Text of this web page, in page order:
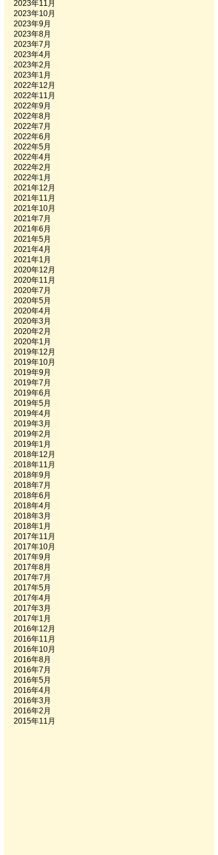
2023年11月
2023年10月
2023年9月
2023年8月
2023年7月
2023年4月
2023年2月
2023年1月
2022年12月
2022年11月
2022年9月
2022年8月
2022年7月
2022年6月
2022年5月
2022年4月
2022年2月
2022年1月
2021年12月
2021年11月
2021年10月
2021年7月
2021年6月
2021年5月
2021年4月
2021年1月
2020年12月
2020年11月
2020年7月
2020年5月
2020年4月
2020年3月
2020年2月
2020年1月
2019年12月
2019年10月
2019年9月
2019年7月
2019年6月
2019年5月
2019年4月
2019年3月
2019年2月
2019年1月
2018年12月
2018年11月
2018年9月
2018年7月
2018年6月
2018年4月
2018年3月
2018年1月
2017年11月
2017年10月
2017年9月
2017年8月
2017年7月
2017年5月
2017年4月
2017年3月
2017年1月
2016年12月
2016年11月
2016年10月
2016年8月
2016年7月
2016年5月
2016年4月
2016年3月
2016年2月
2015年11月